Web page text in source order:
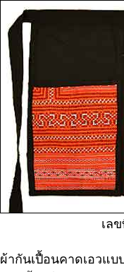
เล
ผ้ากันเปื้อนคาดเอวแ